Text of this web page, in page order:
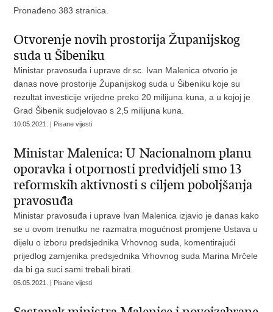
Pronađeno 383 stranica.
Otvorenje novih prostorija Županijskog
suda u Šibeniku
Ministar pravosuđa i uprave dr.sc. Ivan Malenica otvorio je
danas nove prostorije Županijskog suda u Šibeniku koje su
rezultat investicije vrijedne preko 20 milijuna kuna, a u kojoj je
Grad Šibenik sudjelovao s 2,5 milijuna kuna.
10.05.2021. | Pisane vijesti
Ministar Malenica: U Nacionalnom planu
oporavka i otpornosti predvidjeli smo 13
reformskih aktivnosti s ciljem poboljšanja
pravosuđa
Ministar pravosuđa i uprave Ivan Malenica izjavio je danas kako
se u ovom trenutku ne razmatra mogućnost promjene Ustava u
dijelu o izboru predsjednika Vrhovnog suda, komentirajući
prijedlog zamjenika predsjednika Vrhovnog suda Marina Mrčele
da bi ga suci sami trebali birati.
05.05.2021. | Pisane vijesti